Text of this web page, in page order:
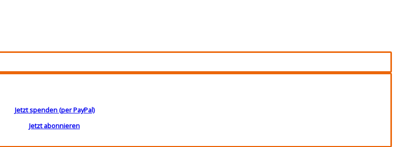
Jetzt spenden (per PayPal)
Jetzt abonnieren